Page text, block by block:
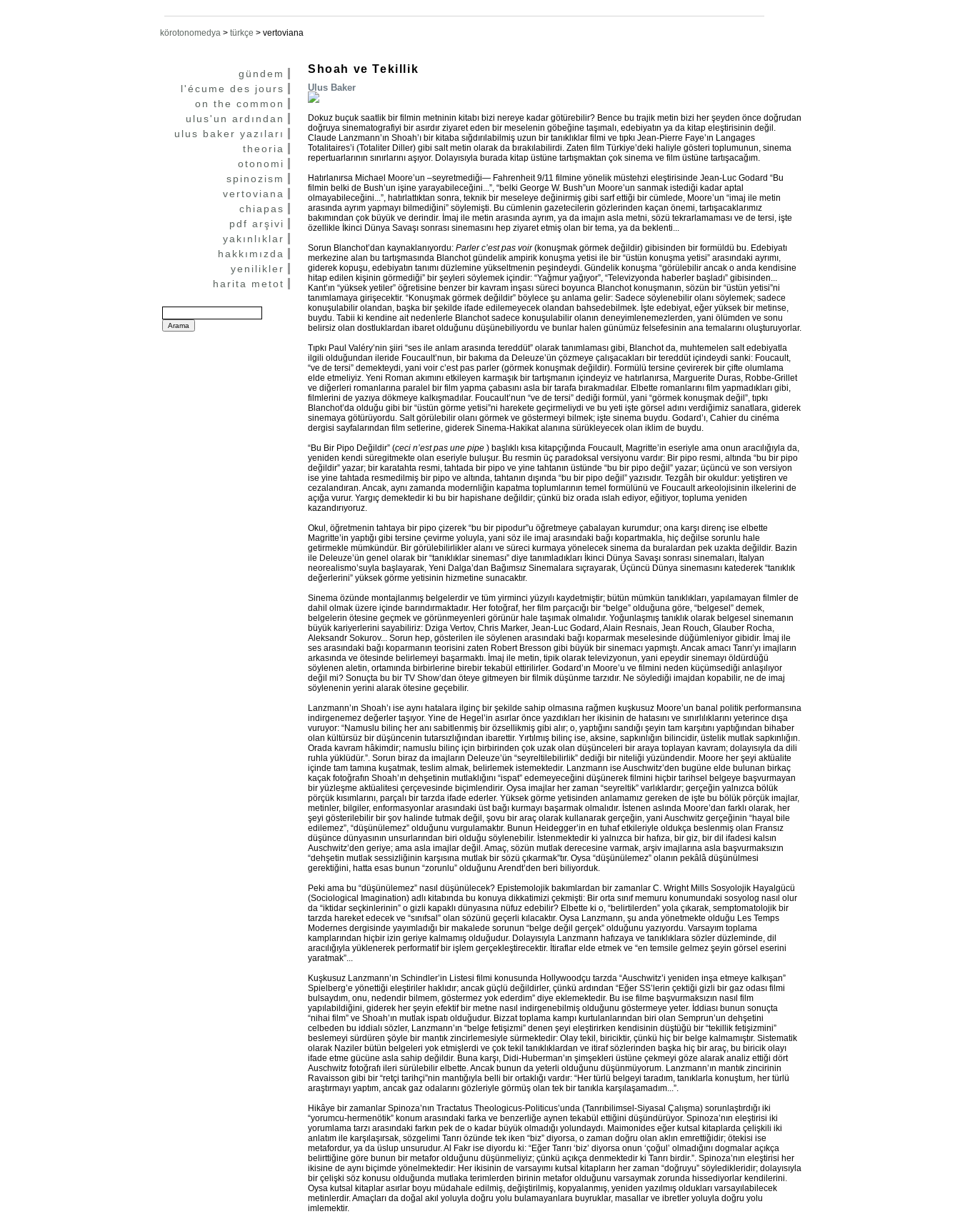
körotonomedya > türkçe > vertoviana
gündem
l'écume des jours
on the common
ulus'un ardından
ulus baker yazıları
theoria
otonomi
spinozism
vertoviana
chiapas
pdf arşivi
yakınlıklar
hakkımızda
yenilikler
harita metot
Shoah ve Tekillik
Ulus Baker
Dokuz buçuk saatlik bir filmin metninin kitabı bizi nereye kadar götürebilir? Bence bu trajik metin bizi her şeyden önce doğrudan
doğruya sinematografiyi bir asırdır ziyaret eden bir meselenin göbeğine taşımalı, edebiyatın ya da kitap eleştirisinin değil.
Claude Lanzmann’ın Shoah’ı bir kitaba sığdırılabilmiş uzun bir tanıklıklar filmi ve tıpkı Jean-Pierre Faye’ın Langages
Totalitaires’i (Totaliter Diller) gibi salt metin olarak da bırakılabilirdi. Zaten film Türkiye’deki haliyle gösteri toplumunun, sinema
repertuarlarının sınırlarını aşıyor. Dolayısıyla burada kitap üstüne tartışmaktan çok sinema ve film üstüne tartışacağım.
Hatırlanırsa Michael Moore’un –seyretmediği— Fahrenheit 9/11 filmine yönelik müstehzi eleştirisinde Jean-Luc Godard “Bu
filmin belki de Bush’un işine yarayabileceğini...”, “belki George W. Bush”un Moore’un sanmak istediği kadar aptal
olmayabileceğini...”, hatırlattıktan sonra, teknik bir meseleye değinirmiş gibi sarf ettiği bir cümlede, Moore’un “imaj ile metin
arasında ayrım yapmayı bilmediğini” söylemişti. Bu cümlenin gazetecilerin gözlerinden kaçan önemi, tartışacaklarımız
bakımından çok büyük ve derindir. İmaj ile metin arasında ayrım, ya da imajın asla metni, sözü tekrarlamaması ve de tersi, işte
özellikle İkinci Dünya Savaşı sonrası sinemasını hep ziyaret etmiş olan bir tema, ya da beklenti...
Sorun Blanchot’dan kaynaklanıyordu: Parler c’est pas voir(konuşmak görmek değildir) gibisinden bir formüldü bu. Edebiyatı
merkezine alan bu tartışmasında Blanchot gündelik ampirik konuşma yetisi ile bir “üstün konuşma yetisi” arasındaki ayrımı,
giderek kopuşu, edebiyatın tanımı düzlemine yükseltmenin peşindeydi. Gündelik konuşma “görülebilir ancak o anda kendisine
hitap edilen kişinin görmediği” bir şeyleri söylemek içindir: “Yağmur yağıyor”, “Televizyonda haberler başladı” gibisinden...
Kant’ın “yüksek yetiler” öğretisine benzer bir kavram inşası süreci boyunca Blanchot konuşmanın, sözün bir “üstün yetisi”ni
tanımlamaya girişecektir. “Konuşmak görmek değildir” böylece şu anlama gelir: Sadece söylenebilir olanı söylemek; sadece
konuşulabilir olandan, başka bir şekilde ifade edilemeyecek olandan bahsedebilmek. İşte edebiyat, eğer yüksek bir metinse,
buydu. Tabii ki kendine ait nedenlerle Blanchot sadece konuşulabilir olanın deneyimlenemezlerden, yani ölümden ve sonu
belirsiz olan dostluklardan ibaret olduğunu düşünebiliyordu ve bunlar halen günümüz felsefesinin ana temalarını oluşturuyorlar.
Tıpkı Paul Valéry’nin şiiri “ses ile anlam arasında tereddüt” olarak tanımlaması gibi, Blanchot da, muhtemelen salt edebiyatla
ilgili olduğundan ileride Foucault’nun, bir bakıma da Deleuze’ün çözmeye çalışacakları bir tereddüt içindeydi sanki: Foucault,
“ve de tersi” demekteydi, yani voir c’est pas parler (görmek konuşmak değildir). Formülü tersine çevirerek bir çifte olumlama
elde etmeliyiz. Yeni Roman akımını etkileyen karmaşık bir tartışmanın içindeyiz ve hatırlanırsa, Marguerite Duras, Robbe-Grillet
ve diğerleri romanlarına paralel bir film yapma çabasını asla bir tarafa bırakmadılar. Elbette romanlarını film yapmadıkları gibi,
filmlerini de yazıya dökmeye kalkışmadılar. Foucault’nun “ve de tersi” dediği formül, yani “görmek konuşmak değil”, tıpkı
Blanchot’da olduğu gibi bir “üstün görme yetisi”ni harekete geçirmeliydi ve bu yeti işte görsel adını verdiğimiz sanatlara, giderek
sinemaya götürüyordu. Salt görülebilir olanı görmek ve göstermeyi bilmek; işte sinema buydu. Godard’ı, Cahier du cinéma
dergisi sayfalarından film setlerine, giderek Sinema-Hakikat alanına sürükleyecek olan iklim de buydu.
“Bu Bir Pipo Değildir” (ceci n’est pas une pipe ) başlıklı kısa kitapçığında Foucault, Magritte’in eseriyle ama onun aracılığıyla da,
yeniden kendi süregitmekte olan eseriyle buluşur. Bu resmin üç paradoksal versiyonu vardır: Bir pipo resmi, altında “bu bir pipo
değildir” yazar; bir karatahta resmi, tahtada bir pipo ve yine tahtanın üstünde “bu bir pipo değil” yazar; üçüncü ve son versiyon
ise yine tahtada resmedilmiş bir pipo ve altında, tahtanın dışında “bu bir pipo değil” yazısıdır. Tezgâh bir okuldur: yetiştiren ve
cezalandıran. Ancak, aynı zamanda modernliğin kapatma toplumlarının temel formülünü ve Foucault arkeolojisinin ilkelerini de
açığa vurur. Yargıç demektedir ki bu bir hapishane değildir; çünkü biz orada ıslah ediyor, eğitiyor, topluma yeniden
kazandırıyoruz.
Okul, öğretmenin tahtaya bir pipo çizerek “bu bir pipodur”u öğretmeye çabalayan kurumdur; ona karşı direnç ise elbette
Magritte’in yaptığı gibi tersine çevirme yoluyla, yani söz ile imaj arasındaki bağı kopartmakla, hiç değilse sorunlu hale
getirmekle mümkündür. Bir görülebilirlikler alanı ve süreci kurmaya yönelecek sinema da buralardan pek uzakta değildir. Bazin
ile Deleuze’ün genel olarak bir “tanıklıklar sineması” diye tanımladıkları İkinci Dünya Savaşı sonrası sinemaları, İtalyan
neorealismo’suyla başlayarak, Yeni Dalga’dan Bağımsız Sinemalara sıçrayarak, Üçüncü Dünya sinemasını katederek “tanıklık
değerlerini” yüksek görme yetisinin hizmetine sunacaktır.
Sinema özünde montajlanmış belgelerdir ve tüm yirminci yüzyılı kaydetmiştir; bütün mümkün tanıklıkları, yapılamayan filmler de
dahil olmak üzere içinde barındırmaktadır. Her fotoğraf, her film parçacığı bir “belge” olduğuna göre, “belgesel” demek,
belgelerin ötesine geçmek ve görünmeyenleri görünür hale taşımak olmalıdır. Yoğunlaşmış tanıklık olarak belgesel sinemanın
büyük kariyerlerini sayabiliriz: Dziga Vertov, Chris Marker, Jean-Luc Godard, Alain Resnais, Jean Rouch, Glauber Rocha,
Aleksandr Sokurov... Sorun hep, gösterilen ile söylenen arasındaki bağı koparmak meselesinde düğümleniyor gibidir. İmaj ile
ses arasındaki bağı koparmanın teorisini zaten Robert Bresson gibi büyük bir sinemacı yapmıştı. Ancak amacı Tanrı’yı imajların
arkasında ve ötesinde belirlemeyi başarmaktı. İmaj ile metin, tipik olarak televizyonun, yani epeydir sinemayı öldürdüğü
söylenen aletin, ortamında birbirlerine birebir tekabül ettirilirler. Godard’ın Moore’u ve filmini neden küçümsediği anlaşılıyor
değil mi? Sonuçta bu bir TV Show’dan öteye gitmeyen bir filmik düşünme tarzıdır. Ne söylediği imajdan kopabilir, ne de imaj
söylenenin yerini alarak ötesine geçebilir.
Lanzmann’ın Shoah’ı ise aynı hatalara ilginç bir şekilde sahip olmasına rağmen kuşkusuz Moore’un banal politik performansına
indirgenemez değerler taşıyor. Yine de Hegel’in asırlar önce yazdıkları her ikisinin de hatasını ve sınırlılıklarını yeterince dışa
vuruyor: “Namuslu bilinç her anı sabitlenmiş bir özsellikmiş gibi alır; o, yaptığını sandığı şeyin tam karşıtını yaptığından bihaber
olan kültürsüz bir düşüncenin tutarsızlığından ibarettir. Yırtılmış bilinç ise, aksine, sapkınlığın bilincidir, üstelik mutlak sapkınlığın.
Orada kavram hâkimdir; namuslu bilinç için birbirinden çok uzak olan düşünceleri bir araya toplayan kavram; dolayısıyla da dili
ruhla yüklüdür.”. Sorun biraz da imajların Deleuze’ün “seyreltilebilirlik” dediği bir niteliği yüzündendir. Moore her şeyi aktüalite
içinde tam tamına kuşatmak, teslim almak, belirlemek istemektedir. Lanzmann ise Auschwitz’den bugüne elde bulunan birkaç
kaçak fotoğrafın Shoah’ın dehşetinin mutlaklığını “ispat” edemeyeceğini düşünerek filmini hiçbir tarihsel belgeye başvurmayan
bir yüzleşme aktüalitesi çerçevesinde biçimlendirir. Oysa imajlar her zaman “seyreltik” varlıklardır; gerçeğin yalnızca bölük
pörçük kısımlarını, parçalı bir tarzda ifade ederler. Yüksek görme yetisinden anlamamız gereken de işte bu bölük pörçük imajlar,
metinler, bilgiler, enformasyonlar arasındaki üst bağı kurmayı başarmak olmalıdır. İstenen aslında Moore’dan farklı olarak, her
şeyi gösterilebilir bir şov halinde tutmak değil, şovu bir araç olarak kullanarak gerçeğin, yani Auschwitz gerçeğinin “hayal bile
edilemez”, “düşünülemez” olduğunu vurgulamaktır. Bunun Heidegger’in en tuhaf etkileriyle oldukça beslenmiş olan Fransız
düşünce dünyasının unsurlarından biri olduğu söylenebilir. İstenmektedir ki yalnızca bir hafıza, bir giz, bir dil ifadesi kalsın
Auschwitz’den geriye; ama asla imajlar değil. Amaç, sözün mutlak derecesine varmak, arşiv imajlarına asla başvurmaksızın
“dehşetin mutlak sessizliğinin karşısına mutlak bir sözü çıkarmak”tır. Oysa “düşünülemez” olanın pekâlâ düşünülmesi
gerektiğini, hatta esas bunun “zorunlu” olduğunu Arendt’den beri biliyorduk.
Peki ama bu “düşünülemez” nasıl düşünülecek? Epistemolojik bakımlardan bir zamanlar C. Wright Mills Sosyolojik Hayalgücü
(Sociological Imagination) adlı kitabında bu konuya dikkatimizi çekmişti: Bir orta sınıf memuru konumundaki sosyolog nasıl olur
da “iktidar seçkinlerinin” o gizli kapaklı dünyasına nüfuz edebilir? Elbette ki o, “belirtilerden” yola çıkarak, semptomatolojik bir
tarzda hareket edecek ve “sınıfsal” olan sözünü geçerli kılacaktır. Oysa Lanzmann, şu anda yönetmekte olduğu Les Temps
Modernes dergisinde yayımladığı bir makalede sorunun “belge değil gerçek” olduğunu yazıyordu. Varsayım toplama
kamplarından hiçbir izin geriye kalmamış olduğudur. Dolayısıyla Lanzmann hafızaya ve tanıklıklara sözler düzleminde, dil
aracılığıyla yüklenerek performatif bir işlem gerçekleştirecektir. İtiraflar elde etmek ve “en temsile gelmez şeyin görsel eserini
yaratmak”...
Kuşkusuz Lanzmann’ın Schindler’in Listesi filmi konusunda Hollywoodçu tarzda “Auschwitz’i yeniden inşa etmeye kalkışan”
Spielberg’e yönettiği eleştiriler haklıdır; ancak güçlü değildirler, çünkü ardından “Eğer SS’lerin çektiği gizli bir gaz odası filmi
bulsaydım, onu, nedendir bilmem, göstermez yok ederdim” diye eklemektedir. Bu ise filme başvurmaksızın nasıl film
yapılabildiğini, giderek her şeyin efektif bir metne nasıl indirgenebilmiş olduğunu göstermeye yeter. İddiası bunun sonuçta
“nihai film” ve Shoah’ın mutlak ispatı olduğudur. Bizzat toplama kampı kurtulanlarından biri olan Semprun’un dehşetini
celbeden bu iddialı sözler, Lanzmann’ın “belge fetişizmi” denen şeyi eleştirirken kendisinin düştüğü bir “tekillik fetişizmini”
beslemeyi sürdüren şöyle bir mantık zincirlemesiyle sürmektedir: Olay tekil, biriciktir, çünkü hiç bir belge kalmamıştır. Sistematik
olarak Naziler bütün belgeleri yok etmişlerdi ve çok tekil tanıklıklardan ve itiraf sözlerinden başka hiç bir araç, bu biricik olayı
ifade etme gücüne asla sahip değildir. Buna karşı, Didi-Huberman’ın şimşekleri üstüne çekmeyi göze alarak analiz ettiği dört
Auschwitz fotoğrafı ileri sürülebilir elbette. Ancak bunun da yeterli olduğunu düşünmüyorum. Lanzmann’ın mantık zincirinin
Ravaisson gibi bir “retçi tarihçi”nin mantığıyla belli bir ortaklığı vardır: “Her türlü belgeyi taradım, tanıklarla konuştum, her türlü
araştırmayı yaptım, ancak gaz odalarını gözleriyle görmüş olan tek bir tanıkla karşılaşamadım...”.
Hikâye bir zamanlar Spinoza’nın Tractatus Theologicus-Politicus’unda (Tanrıbilimsel-Siyasal Çalışma) sorunlaştırdığı iki
“yorumcu-hermenötik” konum arasındaki farka ve benzerliğe aynen tekabül ettiğini düşündürüyor. Spinoza’nın eleştirisi iki
yorumlama tarzı arasındaki farkın pek de o kadar büyük olmadığı yolundaydı. Maimonides eğer kutsal kitaplarda çelişkili iki
anlatım ile karşılaşırsak, sözgelimi Tanrı özünde tek iken “biz” diyorsa, o zaman doğru olan aklın emrettiğidir; ötekisi ise
metafordur, ya da üslup unsurudur. Al Fakr ise diyordu ki: “Eğer Tanrı ‘biz’ diyorsa onun ‘çoğul’ olmadığını dogmalar açıkça
belirttiğine göre bunun bir metafor olduğunu düşünmeliyiz; çünkü açıkça denmektedir ki Tanrı birdir.”. Spinoza’nın eleştirisi her
ikisine de aynı biçimde yönelmektedir: Her ikisinin de varsayımı kutsal kitapların her zaman “doğruyu” söyledikleridir; dolayısıyla
bir çelişki söz konusu olduğunda mutlaka terimlerden birinin metafor olduğunu varsaymak zorunda hissediyorlar kendilerini.
Oysa kutsal kitaplar asırlar boyu müdahale edilmiş, değiştirilmiş, kopyalanmış, yeniden yazılmış oldukları varsayılabilecek
metinlerdir. Amaçları da doğal akıl yoluyla doğru yolu bulamayanlara buyruklar, masallar ve ibretler yoluyla doğru yolu
imlemektir.